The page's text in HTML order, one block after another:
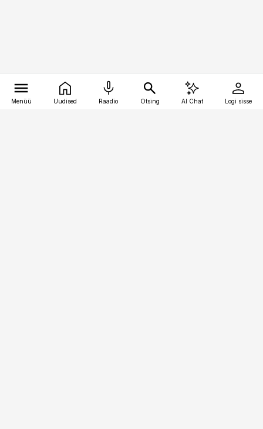
Menüü Uudised Raadio Otsing AI Chat Logi sisse